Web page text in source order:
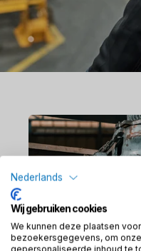
In een
Nederlands
Wij gebruiken cookies
We kunnen deze plaatsen
bezoekersgegevens, om